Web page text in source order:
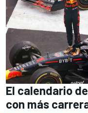
El calendario
con más